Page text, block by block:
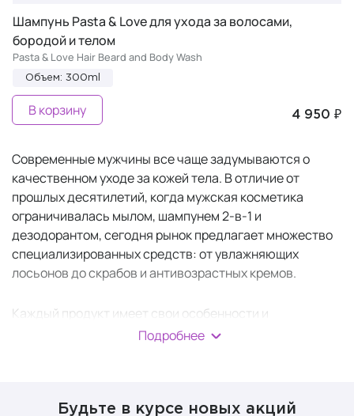
Шампунь Pasta & Love для ухода за волосами,
бородой и телом
Pasta & Love Hair Beard and Body Wash
Объем: 300ml
4 950 ₽
В корзину
Современные мужчины все чаще задумываются о
качественном уходе за кожей тела. В отличие от
прошлых десятилетий, когда мужская косметика
ограничивалась мылом, шампунем 2-в-1 и
дезодорантом, сегодня рынок предлагает множество
специализированных средств: от увлажняющих
лосьонов до скрабов и антивозрастных кремов.
Каждый продукт имеет свои особенности и
предназначен для решения конкретных задач.
Подробнее
Будьте в курсе новых акций